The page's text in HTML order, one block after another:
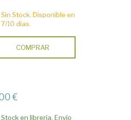
Sin Stock. Disponible en
7/10 días.
COMPRAR
€
Stock en librería. Envío